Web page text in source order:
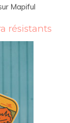
Mapiful
résistants